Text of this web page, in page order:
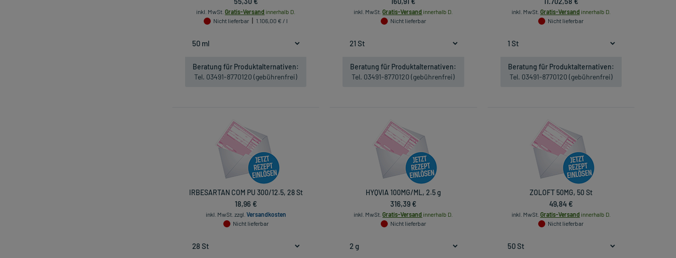
inkl. MwSt. Gratis-Versand innerhalb D.
Nicht lieferbar
1.106,00 € / l
Beratung für Produktalternativen:
Tel. 03491-8770120 (gebührenfrei)
inkl. MwSt. Gratis-Versand innerhalb D.
Nicht lieferbar
Beratung für Produktalternativen:
Tel. 03491-8770120 (gebührenfrei)
inkl. MwSt. Gratis-Versand innerhalb D.
Nicht lieferbar
Beratung für Produktalternativen:
Tel. 03491-8770120 (gebührenfrei)
IRBESARTAN COM PU 300/12.5, 28 St
18,96 €
inkl. MwSt. zzgl. Versandkosten
Nicht lieferbar
HYQVIA 100MG/ML, 2.5 g
316,39 €
inkl. MwSt. Gratis-Versand innerhalb D.
Nicht lieferbar
ZOLOFT 50MG, 50 St
49,84 €
inkl. MwSt. Gratis-Versand innerhalb D.
Nicht lieferbar